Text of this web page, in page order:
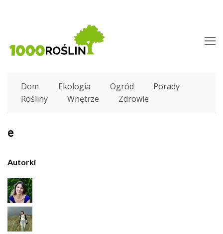
Dom Ekologia Ogród
Porady
Rośliny
Wnętrze Zdrowie
e
Autorki